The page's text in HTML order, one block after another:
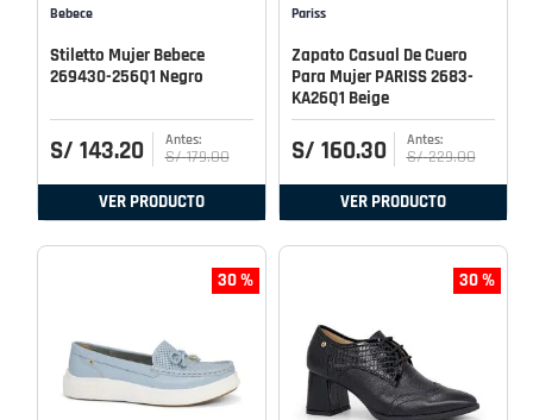
Bebece
Stiletto Mujer Bebece
269430-256Q1 Negro
S/ 143.20 S/ 179.00
VER PRODUCTO
Pariss
Zapato Casual De Cuero
Para Mujer PARISS 2683-
KA26Q1 Beige
S/ 160.30 S/ 229.00
VER PRODUCTO
30 % 30 %